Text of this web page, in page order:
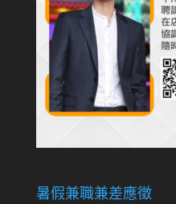
暑假兼職兼差應徵